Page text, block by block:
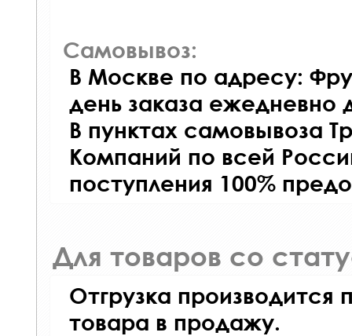
Самовывоз:
В Москве по адресу:
день заказа ежедневно
В пунктах самовывоза
Компаний по всей
поступления 100%
Для товаров со
Отгрузка производится
товара в продажу.